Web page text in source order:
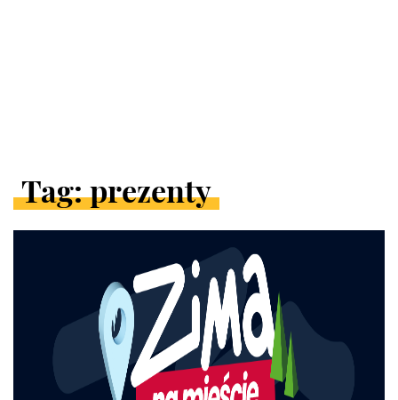
Tag: prezenty
KATEGORII